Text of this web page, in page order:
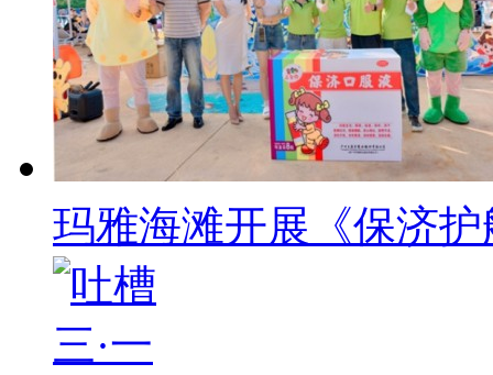
玛雅海滩开展《保济